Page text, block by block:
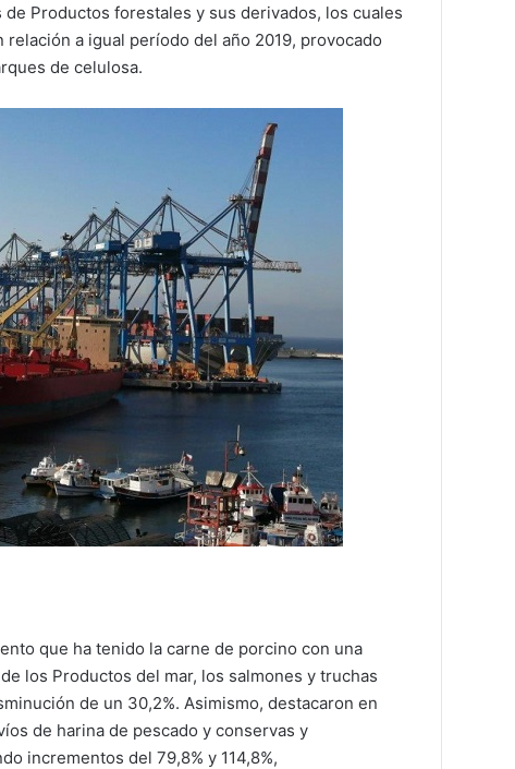
Productos forestales y sus derivados, los cuales
a igual período del año 2019, provocado
de celulosa.
que ha tenido la carne de porcino con una
los Productos del mar, los salmones y truchas
de un 30,2%. Asimismo, destacaron en
de harina de pescado y conservas y
incrementos del 79,8% y 114,8%,